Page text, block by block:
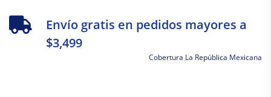
Envío gratis en pedidos mayores a
$3,499
Cobertura La República Mexicana